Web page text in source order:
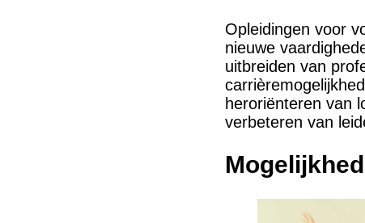
Opleidingen voor
nieuwe
uitbreiden van
heroriënteren van
verbeteren van